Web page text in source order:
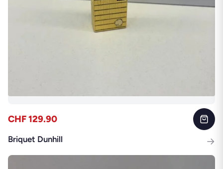
CHF 129.90
Briquet Dunhill →